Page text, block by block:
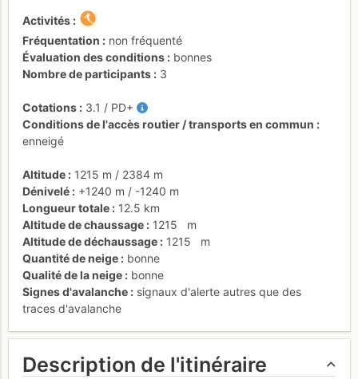
Activités
Fréquentation
non fréquenté
Évaluation des conditions
bonnes
Nombre de participants
3
Cotations 3.1 / PD+
Conditions de l'accès routier / transports en commun
enneigé
Altitude 1215 m / 2384 m
Dénivelé
+1240 m / -1240 m
Longueur totale
12.5 km
Altitude de chaussage
1215
m
Altitude de déchaussage
1215
m
Quantité de neige
bonne
Qualité de la neige
bonne
Signes d'avalanche
signaux d'alerte autres que des
traces d'avalanche
Description de l'itinéraire